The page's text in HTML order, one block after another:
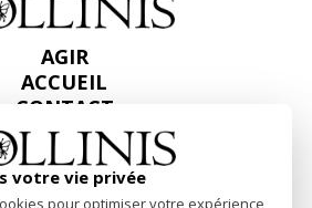
AGIR
ACCUEIL
CONTACT
PRESSE
& BILANS
votre vie privée
pour optimiser votre expérience